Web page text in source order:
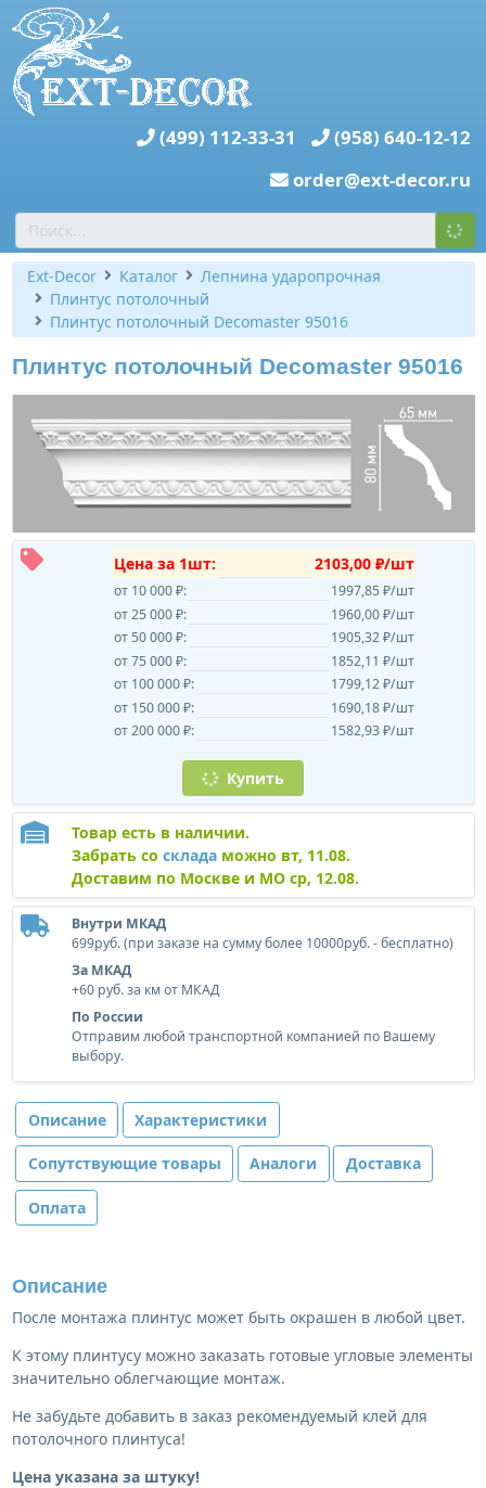
(499) 112-33-31
(958) 640-12-12
order@ext-decor.ru
Ext-Decor Каталог
Лепнина ударопрочная
Плинтус потолочный
Плинтус потолочный Decomaster 95016
Плинтус потолочный Decomaster 95016
Цена за 1шт: 2103,00 ₽/шт
от 10 000 ₽:
1997,85 ₽/шт
от 25 000 ₽:
1960,00 ₽/шт
от 50 000 ₽:
1905,32 ₽/шт
от 75 000 ₽:
1852,11 ₽/шт
от 100 000 ₽:
1799,12 ₽/шт
от 150 000 ₽:
1690,18 ₽/шт
от 200 000 ₽:
1582,93 ₽/шт
Купить
Товар есть в наличии.
Забрать со складаможно вт, 11.08.
Доставим по Москве и МО ср, 12.08.
Внутри МКАД
699руб. (при заказе на сумму более 10000руб. - бесплатно)
За МКАД
+60 руб. за км от МКАД
По России
Отправим любой транспортной компанией по Вашему
выбору.
Описание Характеристики
Сопутствующие товары Аналоги Доставка
Оплата
Описание
После монтажа плинтус может быть окрашен в любой цвет.
К этому плинтусу можно заказать готовые угловые элементы
значительно облегчающие монтаж.
Не забудьте добавить в заказ рекомендуемый клей для
потолочного плинтуса!
Цена указана за штуку!